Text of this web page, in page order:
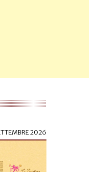
2026